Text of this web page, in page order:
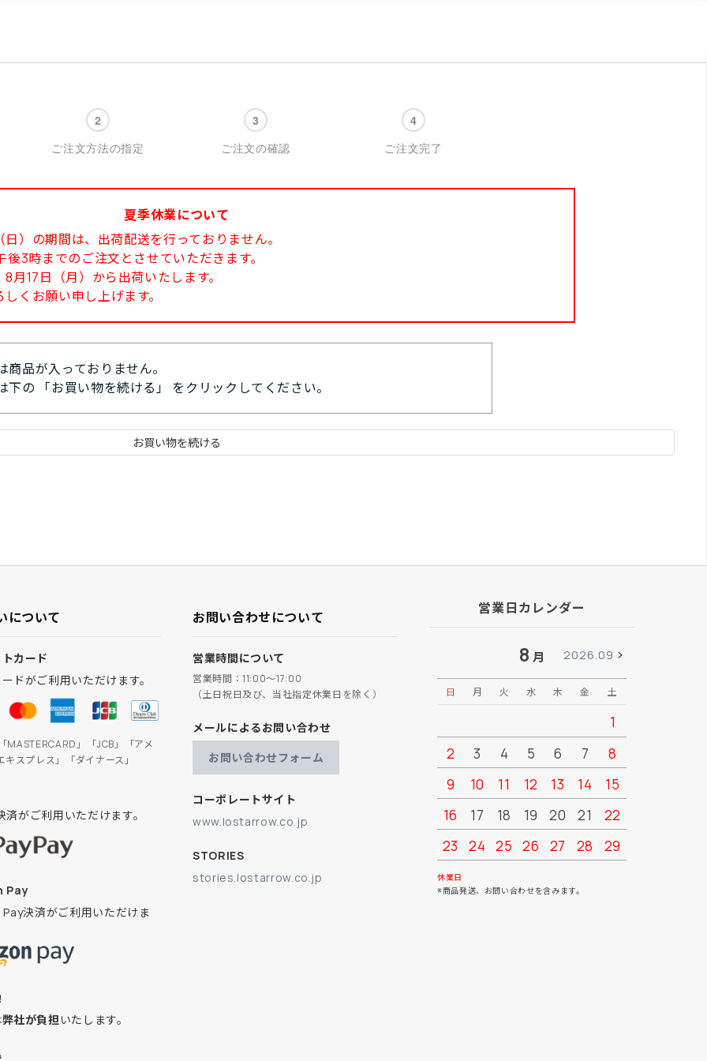
ご注文方法の指定 ご注文の確認 ご注文完了
夏季休業について
）の期間は、出荷配送を行っておりません。
3時までのご注文とさせていただきます。
17日（月）から出荷いたします。
くお願い申し上げます。
品が入っておりません。
下の 「お買い物を続ける」 をクリックしてください。
について
カード
ドがご利用いただけます。
MASTERCARD」「JCB」「アメ
キスプレス」「ダイナース」
済がご利用いただけます。
Pay
決済がご利用いただけま
弊社が負担いたします。
お問い合わせについて
営業時間について
営業時間：11:00～17:00
（土日祝日及び、当社指定休業日を除く）
メールによるお問い合わせ
お問い合わせフォーム
コーポレートサイト
www.lostarrow.co.jp
STORIES
stories.lostarrow.co.jp
営業日カレンダー
8 月 2026.09
日 月 火 水 木 金 土
1
2
3 4 5 6 7
8
9
10 11 12 13 14
15
16
17 18 19 20 21
22
23
24 25 26 27 28
29
30
休業日
※商品発送、お問い合わせを含みます。